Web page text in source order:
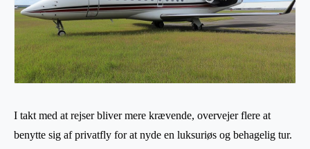
I takt med at rejser bliver mere krævende, overvejer flere at
benytte sig af privatfly for at nyde en luksuriøs og behagelig tur.